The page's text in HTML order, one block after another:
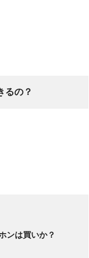
るの？
ンは買いか？